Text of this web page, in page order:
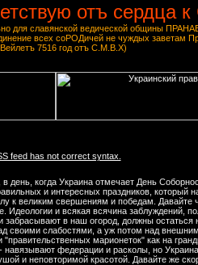
отъ сердца к
для славянской ведической общины
всех соРОДичей не чуждых заветам
7516 год отъ С.М.В.Х)
feed has not correct syntax.
день, когда Украина отмечает День
и интересных праздников,
к великим свершениям и победам. Давайте
и всякая всячина заблуждений,
забрасывают в наш огород, должны
своими слабостями, а уж потом над
"правительственных марионеток" как на
федерации и расколы, но
и неповторимой красотой. Давайте же